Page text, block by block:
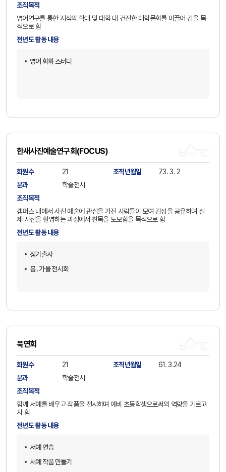
조직목적
영어연구를 통한 지식의 확대 및 대학 내 건전한 대학문화를 이끌어 감을 목
적으로 함
전년도 활동 내용
영어 회화 스터디
한새사진예술연구회(FOCUS)
회원수 21 조직년월일
73. 3. 2
분과
학술전시
조직목적
캠퍼스 내에서 사진 예술에 관심을 가진 사람들이 모여 감성을 공유하며 실
제 사진을 촬영하는 과정에서 친목을 도모함을 목적으로 함
전년도 활동 내용
정기출사
봄 . 가을 전시회
묵연회
회원수 21 조직년월일
61. 3.24
분과
학술전시
조직목적
함께 서예를 배우고 작품을 전시하며 예비 초등학생으로써의 역량을 기르고
자 함
전년도 활동 내용
서예 연습
서예 작품 만들기